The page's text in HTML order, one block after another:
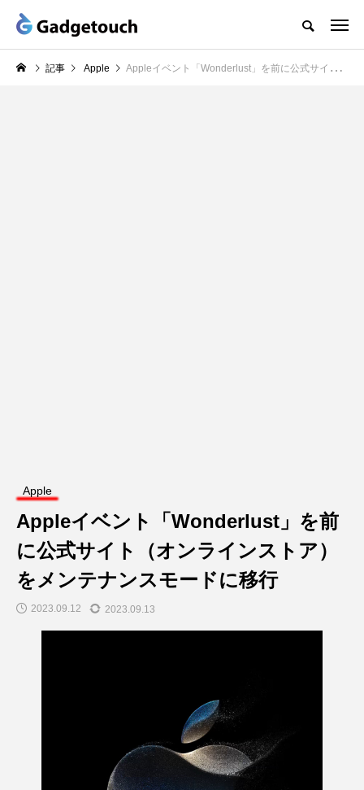
記事 Apple Appleイベント「Wonderlust」を前に公式サイト（オンラインストア）をメンテナンスモードに移行
Apple
Appleイベント「Wonderlust」を前
に公式サイト（オンラインストア）
をメンテナンスモードに移行
2023.09.12 2023.09.13